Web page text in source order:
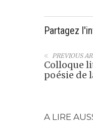
Partagez
PREVIOUS
Colloque
poésie de
A LIRE